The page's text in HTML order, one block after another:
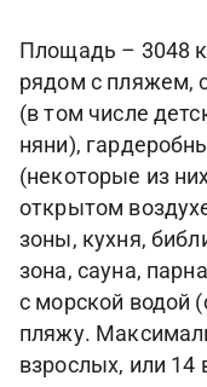
Площадь – 3048
рядом с пляжем,
(в том числе
няни),
(некоторые из
открытом
зоны, кухня,
зона, сауна,
с морской водой
пляжу.
взрослых, или 14